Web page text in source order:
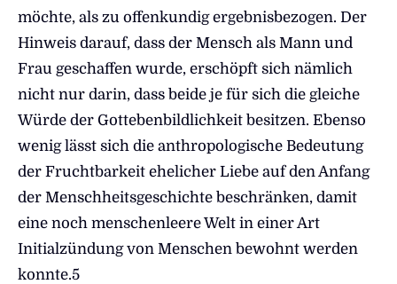
möchte, als zu offenkundig ergebnisbezogen. Der
Hinweis darauf, dass der Mensch als Mann und
Frau geschaffen wurde, erschöpft sich nämlich
nicht nur darin, dass beide je für sich die gleiche
Würde der Gottebenbildlichkeit besitzen. Ebenso
wenig lässt sich die anthropologische Bedeutung
der Fruchtbarkeit ehelicher Liebe auf den Anfang
der Menschheitsgeschichte beschränken, damit
eine noch menschenleere Welt in einer Art
Initialzündung von Menschen bewohnt werden
konnte.5